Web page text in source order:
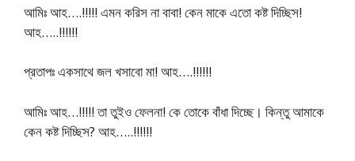
আমিঃ আহ….!!!!! এমন করিস না বাবা! কেন মাকে এতো কষ্ট দিচ্ছিস!
আহ…..!!!!!!
প্রতাপঃ একসাথে জল খসাবো মা! আহ….!!!!!!
আমিঃ আহ…!!!!! তা তুইও ফেলনা! কে তোকে বাঁধা দিচ্ছে। কিন্তু আমাকে
কেন কষ্ট দিচ্ছিস? আহ…..!!!!!!